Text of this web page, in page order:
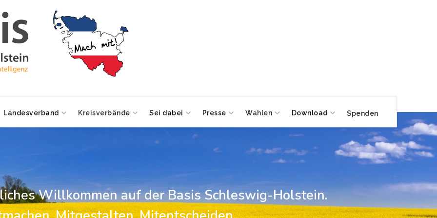
Landesverband Kreisverbände Sei dabei Presse Wahlen Download Spenden
Willkommen auf der Basis Schleswig-Holstein.